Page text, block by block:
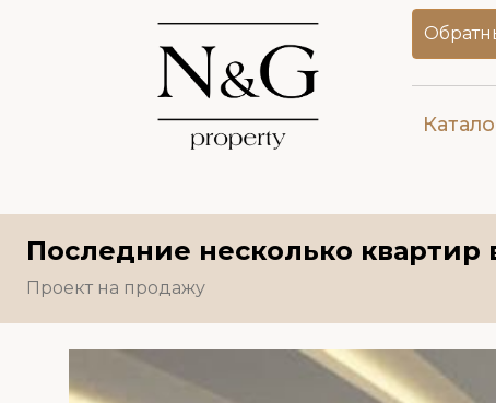
Последние несколько
Проект на продажу